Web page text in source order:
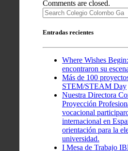
Comments are closed.
Entradas recientes
Where Wishes
encontraron su
Más de 100
STEM/STEAM Day
Nuestra Directora
Proyección
vocacional
internacional en
orientación para la
universidad.
I Mesa de Trabajo